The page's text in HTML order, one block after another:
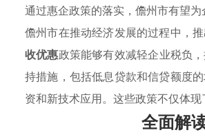
通过惠企政策的落实，儋州市有望
儋州市在推动经济发展的过程中，
收优惠政策能够有效减轻企业税负
持措施，包括低息贷款和信贷额度
资和新技术应用。这些政策不仅体
全面解